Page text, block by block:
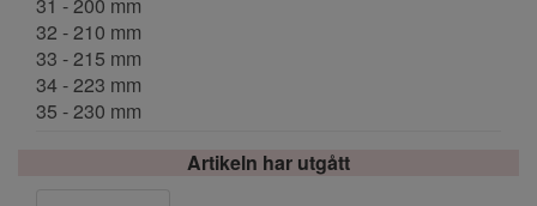
31 - 200 mm
32 - 210 mm
33 - 215 mm
34 - 223 mm
35 - 230 mm
Artikeln har utgått